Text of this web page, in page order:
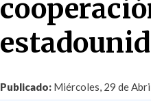
Publicado: Miércoles, 29 de